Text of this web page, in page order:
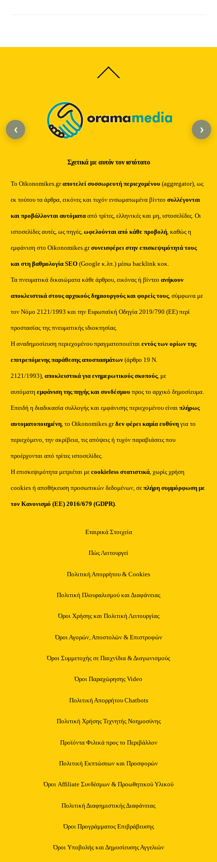
Back
To
Σχετικά με αυτόν τον ιστότοπο
Το Oikonomikes.grαποτελεί συσσωρευτή περιεχομένου (aggregator), ως
εκ τούτου τα άρθρα, εικόνες και τυχόν ενσωματωμένα βίντεοσυλλέγονται
και προβάλλονται αυτόματααπό τρίτες, ελληνικές και μη, ιστοσελίδες. Οι
ιστοσελίδες αυτές, ως πηγές,ωφελούνται από κάθε προβολή, καθώς η
εμφάνιση στο Oikonomikes.grσυνεισφέρει στην επισκεψιμότητά τους
και στη βαθμολογία SEO (Google κ.λπ.) μέσω backlink κοκ.
Τα πνευματικά δικαιώματα κάθε άρθρου, εικόνας ή βίντεοανήκουν
αποκλειστικά στους αρχικούς δημιουργούς και φορείς τους, σύμφωνα με
τον Νόμο 2121/1993 και την Ευρωπαϊκή Οδηγία 2019/790 (ΕΕ) περί
προστασίας της πνευματικής ιδιοκτησίας.
Η αναδημοσίευση περιεχομένου πραγματοποιείταιεντός των ορίων της
επιτρεπόμενης παράθεσης αποσπασμάτων (άρθρο 19 Ν.
2121/1993), αποκλειστικά για ενημερωτικούς σκοπούς, με
αυτόματηεμφάνιση της πηγής και συνδέσμου προς το αρχικό δημοσίευμα.
Επειδή η διαδικασία συλλογής και εμφάνισης περιεχομένου είναιπλήρως
αυτοματοποιημένη, το Oikonomikes.grδεν φέρει καμία ευθύνη για το
περιεχόμενο, την ακρίβεια, τις απόψεις ή τυχόν παραβιάσεις που
προέρχονται από τρίτες ιστοσελίδες.
Η επισκεψιμότητα μετριέται μεcookieless στατιστικά, χωρίς χρήση
cookies ή αποθήκευση προσωπικών δεδομένων, σεπλήρη συμμόρφωση με
τον Κανονισμό (ΕΕ) 2016/679 (GDPR).
Εταιρικά Στοιχεία
Πώς Λειτουργεί
Πολιτική Απορρήτου & Cookies
Πολιτική Πλουραλισμού και Διαφάνειας
Όροι Χρήσης και Πολιτική Λειτουργίας
Όροι Αγορών, Αποστολών & Επιστροφών
Όροι Συμμετοχής σε Παιχνίδια & Διαγωνισμούς
Όροι Παραχώρησης Video
Πολιτική Απορρήτου Chatbots
Πολιτική Χρήσης Τεχνητής Νοημοσύνης
Προϊόντα Φιλικά προς το Περιβάλλον
Πολιτική Εκπτώσεων και Προσφορών
Όροι Affiliate Συνδέσμων & Προωθητικού Υλικού
Πολιτική Διαφημιστικής Διαφάνειας
Όροι Προγράμματος Επιβράβευσης
Όροι Υποβολής και Δημοσίευσης Αγγελιών
‹ ›